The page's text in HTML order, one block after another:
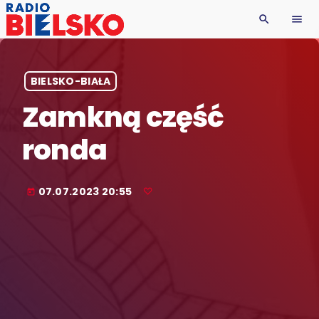
search menu
BIELSKO-BIAŁA
Zamkną część
ronda
today 07.07.2023 20:55